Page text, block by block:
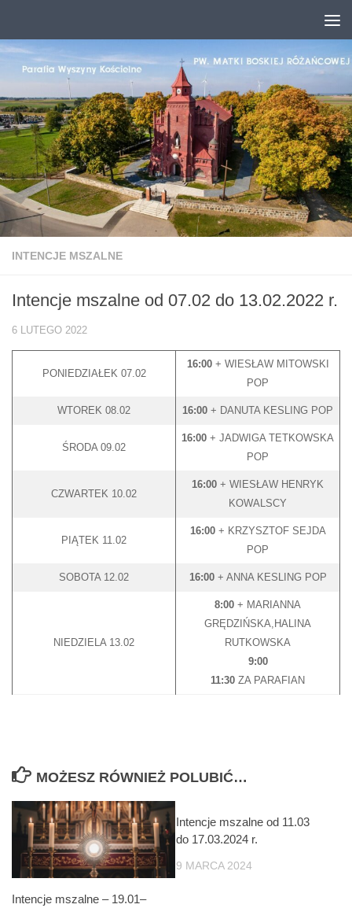
INTENCJE MSZALNE
Intencje mszalne od 07.02 do 13.02.2022 r.
6 LUTEGO 2022
PONIEDZIAŁEK 07.02
16:00 + WIESŁAW MITOWSKI
POP
WTOREK 08.02 16:00 + DANUTA KESLING POP
ŚRODA 09.02
16:00 + JADWIGA TETKOWSKA
POP
CZWARTEK 10.02
16:00 + WIESŁAW HENRYK
KOWALSCY
PIĄTEK 11.02
16:00+ KRZYSZTOF SEJDA
POP
SOBOTA 12.02 16:00+ ANNA KESLING POP
NIEDZIELA 13.02
8:00 + MARIANNA
GRĘDZIŃSKA,HALINA
RUTKOWSKA
9:00
11:30 ZA PARAFIAN
MOŻESZ RÓWNIEŻ POLUBIĆ…
Intencje mszalne – 19.01–
Intencje mszalne od 11.03
do 17.03.2024 r.
9 MARCA 2024